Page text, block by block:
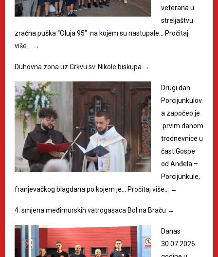
veterana u
streljaštvu
zračna puška “Oluja 95” na kojem su nastupale… Pročitaj
više… →
Duhovna zona uz Crkvu sv. Nikole biskupa →
Drugi dan
Porcijunkulov
a započeo je
prvim danom
trodnevnice u
čast Gospe
od Anđela –
Porcijunkule,
franjevačkog blagdana po kojem je… Pročitaj više… →
4. smjena međimurskih vatrogasaca Bol na Braču →
Danas
30.07.2026.